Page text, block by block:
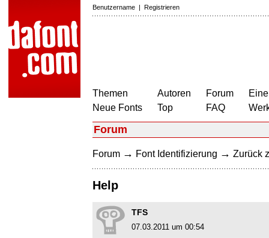
Benutzername | Registrieren
Themen
Neue Fonts
Autoren
Top
Forum
FAQ
Forum
Forum → Font Identifizierung → Zurück
Help
TFS
07.03.2011 um 00:54